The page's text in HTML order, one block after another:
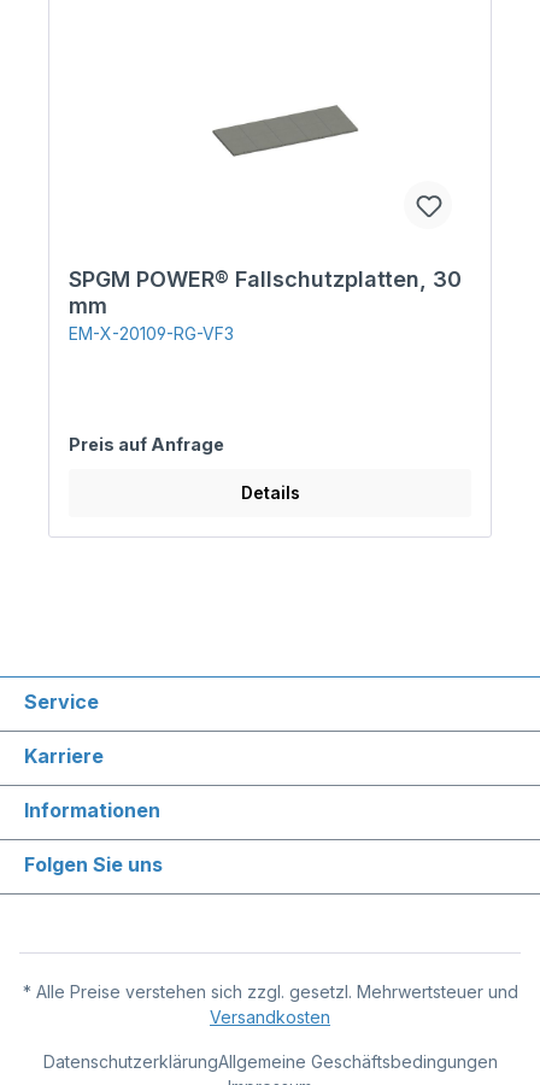
SPGM POWER® Fallschutzplatten, 30
mm
EM-X-20109-RG-VF3
Preis auf Anfrage
Details
Service
Karriere
Informationen
Folgen Sie uns
* Alle Preise verstehen sich zzgl. gesetzl. Mehrwertsteuer und
Versandkosten
DatenschutzerklärungAllgemeine Geschäftsbedingungen